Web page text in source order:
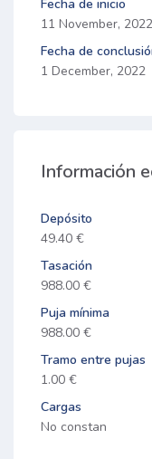
Fecha de inicio
11 November, 2022
Fecha de
1 December, 2022
Información
Depósito
49.40 €
Tasación
988.00 €
Puja mínima
988.00 €
Tramo entre pujas
1.00 €
Cargas
No constan